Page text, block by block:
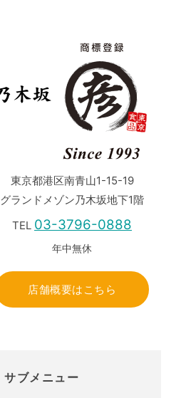
東京都港区南青山1-15-19
グランドメゾン乃木坂地下1階
TEL 03-3796-0888
年中無休
店舗概要はこちら
サブメニュー